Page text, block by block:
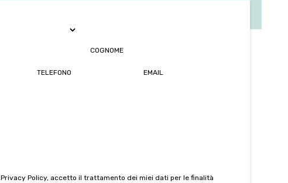
Privacy Policy, accetto il trattamento dei miei dati per le finalità